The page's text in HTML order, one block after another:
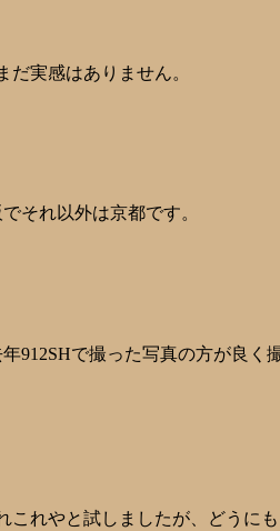
実感はありません。
それ以外は京都です。
で撮った写真の方が良
れやと試しましたが、どうに